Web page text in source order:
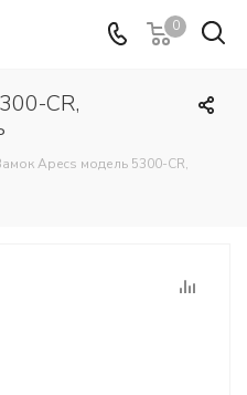
0
CR,
Apecs модель 5300-CR,